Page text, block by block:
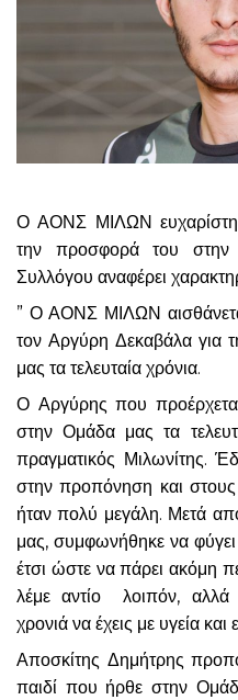
Ο ΑΟΝΣ ΜΙΛΩΝ
την προσφορά του
Συλλόγου αναφέρει
” Ο ΑΟΝΣ ΜΙΛΩΝ
τον Αργύρη Δεκαβάλα για
μας τα τελευταία χρόνια.
Ο Αργύρης που
στην Ομάδα μας τα
πραγματικός Μιλωνίτης.
στην προπόνηση και
ήταν πολύ μεγάλη. Μετά
μας, συμφωνήθηκε να
έτσι ώστε να πάρει ακόμη
λέμε αντίο λοιπόν, αλλά
χρονιά να έχεις με υγεία και
Αποσκίτης Δημήτρης
παιδί που ήρθε στην